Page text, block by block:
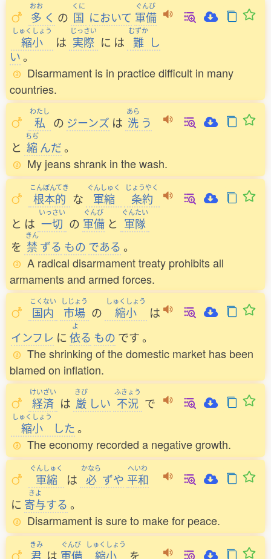
おお
多 く の
くに
国 において
ぐんび
軍備
しゅくしょう
縮小 は
じっさい
実際 に は
むずか
難 し
い。
Disarmament is in practice difficult in many
countries.
わたし
私 の ジーンズ は
あら
洗 う
と
ちぢ
縮 んだ。
My jeans shrank in the wash.
こんぽんてき
根本的 な
ぐんしゅく
軍縮
じょうやく
条約
と は
いっさい
一切 の
ぐんび
軍備 と
ぐんたい
軍隊
を
きん
禁 ずる もの である 。
A radical disarmament treaty prohibits all
armaments and armed forces.
こくない
国内
しじょう
市場 の
しゅくしょう
縮小
は
インフレ に
よ
依る もの です。
The shrinking of the domestic market has been
blamed on inflation.
けいざい
経済 は
きび
厳 しい
ふきょう
不況 で
しゅくしょう
縮小 した。
The economy recorded a negative growth.
ぐんしゅく
軍縮 は
かなら
必 ずや
へいわ
平和
に
きよ
寄与する 。
Disarmament is sure to make for peace.
きみ
君 は
ぐんび
軍備
しゅくしょう
縮小 を